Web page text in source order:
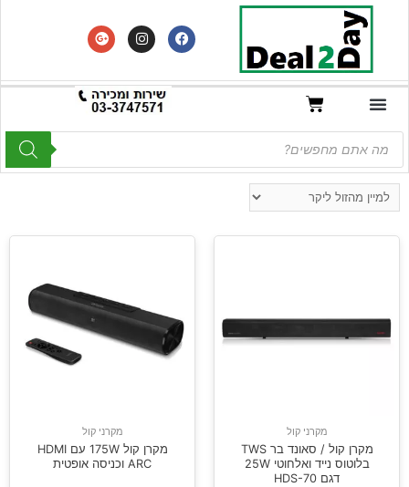
מקרני קול
מקרן קול / סאונד בר TWS
בלוטוס נייד ואלחוטי 25W
דגם HDS-70
מקרני קול
מקרן קול 175W עם HDMI
ARC וכניסה אופטית